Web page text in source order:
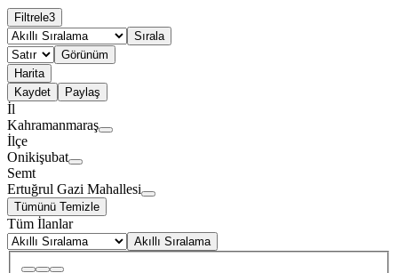
Filtrele3
Sırala
Görünüm
Harita
Kaydet
Paylaş
İl
Kahramanmaraş
İlçe
Onikişubat
Semt
Ertuğrul Gazi Mahallesi
Tümünü Temizle
Tüm İlanlar
Akıllı Sıralama